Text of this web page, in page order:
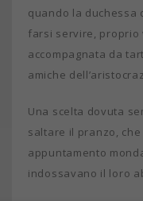
quando la duchessa
farsi servire, proprio
accompagnata da
amiche
Una scelta dovuta
saltare il pranzo,
appuntamento
indossavano il loro